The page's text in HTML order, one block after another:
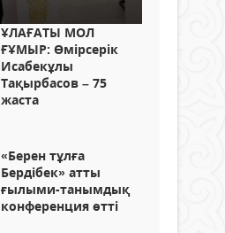
ҰЛАҒАТЫ МОЛ
ҒҰМЫР: Өмірсерік
Исабекұлы
Тақырбасов – 75
жаста
«Берен тұлға
Бердібек» атты
ғылыми-танымдық
конференция өтті